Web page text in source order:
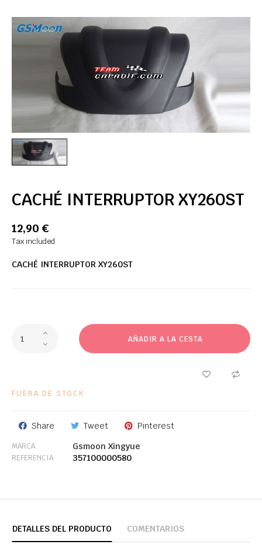
CACHÉ INTERRUPTOR XY260ST
12,90 €
Tax included
CACHÉ INTERRUPTOR XY260ST
AÑADIR A LA CESTA
FUERA DE STOCK
Share Tweet Pinterest
MARCA Gsmoon Xingyue
REFERENCIA 357100000580
DETALLES DEL PRODUCTO COMENTARIOS